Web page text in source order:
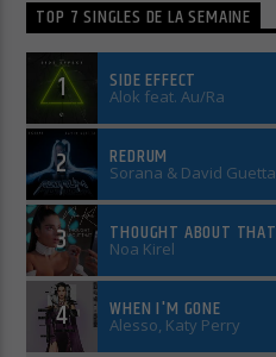
TOP 7 SINGLES DE LA SEMAINE
1 SIDE EFFECT
Alok feat. Au/Ra
2 REDRUM
Sorana & David Guetta
3 THOUGHT ABOUT THAT
Noa Kirel
4 WHEN I'M GONE
Alesso, Katy Perry